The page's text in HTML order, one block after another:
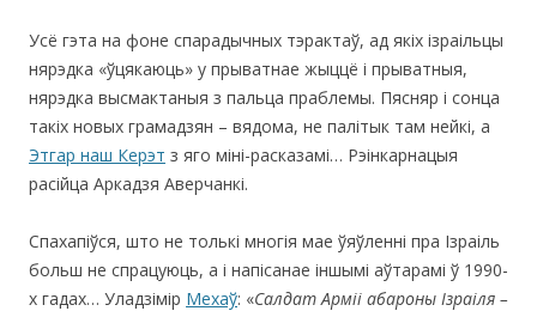
Усё гэта на фоне спарадычных тэрактаў, ад якіх ізраільцы
нярэдка «ўцякаюць» у прыватнае жыццё і прыватныя,
нярэдка высмактаныя з пальца праблемы. Пясняр і сонца
такіх новых грамадзян – вядома, не палітык там нейкі, а
Этгар наш Керэт з яго міні-расказамі… Рэінкарнацыя
расійца Аркадзя Аверчанкі.
Спахапіўся, што не толькі многія мае ўяўленні пра Ізраіль
больш не спрацуюць, а і напісанае іншымі аўтарамі ў 1990-
х гадах… Уладзімір Мехаў: «Салдат Арміі абароны Ізраіля –